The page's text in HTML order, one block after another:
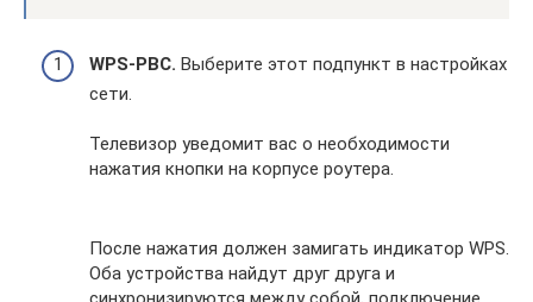
WPS-PBC. Выберите этот подпункт в настройках
сети.
Телевизор уведомит вас о необходимости
нажатия кнопки на корпусе роутера.
После нажатия должен замигать индикатор WPS.
Оба устройства найдут друг друга и